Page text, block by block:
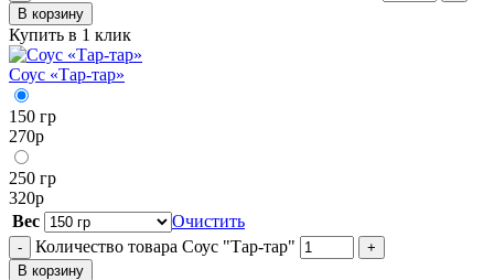
В корзину
Купить в 1 клик
Соус «Тар-тар»
150 гр
270р
250 гр
320р
Вес
Очистить
- Количество товара Соус "Тар-тар"
+
В корзину